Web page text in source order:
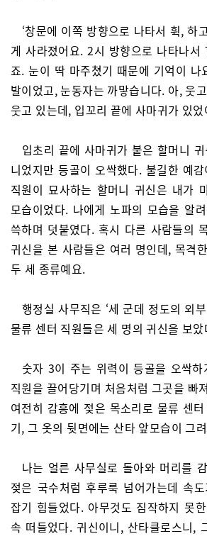
‘창문에 이쪽 방향으로 나타서 휙, 하
게 사라졌어요. 2시 방향으로 나타나서
죠. 눈이 딱 마주쳤기 때문에 기억이 나
발이었고, 눈동자는 까맣습니다. 아, 웃
웃고 있는데, 입꼬리 끝에 사마귀가 있었
입초리 끝에 사마귀가 붙은 할머니
니었지만 등골이 오싹했다. 불길한 예
직원이 묘사하는 할머니 귀신은 내가
모습이었다. 나에게 노파의 모습을 알
쓱하며 덧붙였다. 혹시 다른 사람들의
귀신을 본 사람들은 여러 명인데, 목격
두 세 종류예요.
행정실 사무직은 ‘세 군데 정도의 외
물류 센터 직원들은 세 명의 귀신을 보
숫자 3이 주는 위력이 등골을 오싹
직원을 끌어당기며 처음처럼 그곳을 빠
여전히 감흥에 젖은 목소리로 물류 센
기, 그 옷의 뒷면에는 산타 앞모습이 그
나는 얼른 사무실로 돌아와 머리를
젖은 국수처럼 후루룩 넘어가는데 속
잡기 힘들었다. 아무것도 짐작하지 못
속 떠들었다. 귀신이니, 산타클로스니,